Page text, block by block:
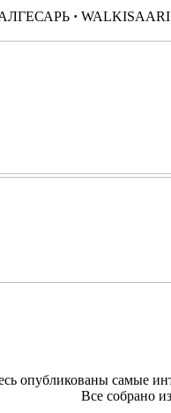
·
опубликованы самые
Все собрано